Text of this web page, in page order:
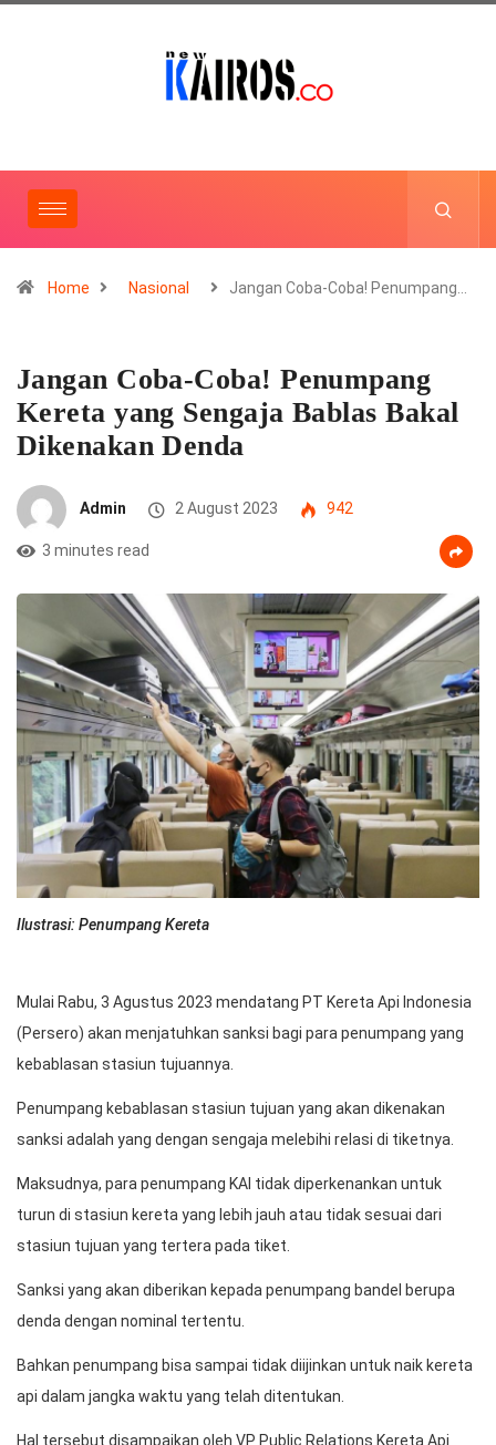
Home Nasional Jangan Coba-Coba! Penumpang…
Jangan Coba-Coba! Penumpang
Kereta yang Sengaja Bablas Bakal
Dikenakan Denda
Admin 2 August 2023 942
3 minutes read
Ilustrasi: Penumpang Kereta
Mulai Rabu, 3 Agustus 2023 mendatang PT Kereta Api Indonesia
(Persero) akan menjatuhkan sanksi bagi para penumpang yang
kebablasan stasiun tujuannya.
Penumpang kebablasan stasiun tujuan yang akan dikenakan
sanksi adalah yang dengan sengaja melebihi relasi di tiketnya.
Maksudnya, para penumpang KAI tidak diperkenankan untuk
turun di stasiun kereta yang lebih jauh atau tidak sesuai dari
stasiun tujuan yang tertera pada tiket.
Sanksi yang akan diberikan kepada penumpang bandel berupa
denda dengan nominal tertentu.
Bahkan penumpang bisa sampai tidak diijinkan untuk naik kereta
api dalam jangka waktu yang telah ditentukan.
Hal tersebut disampaikan oleh VP Public Relations Kereta Api